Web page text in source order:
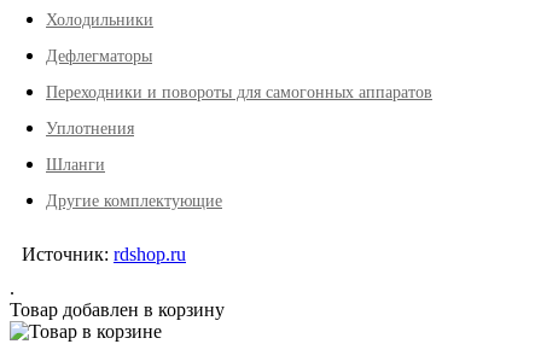
Холодильники
Дефлегматоры
Переходники и повороты для самогонных аппаратов
Уплотнения
Шланги
Другие комплектующие
Источник: rdshop.ru
.
Товар добавлен в корзину